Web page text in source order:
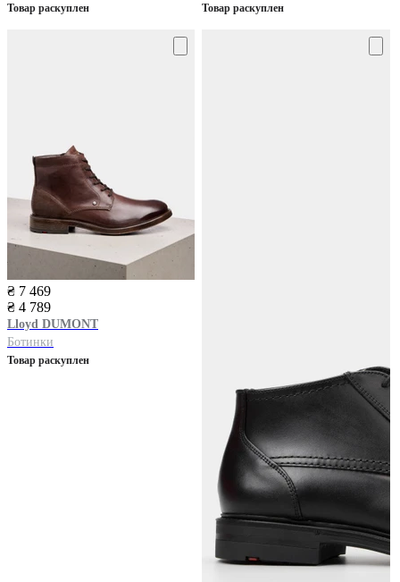
Товар раскуплен Товар раскуплен
₴ 7 469
₴ 4 789
Lloyd DUMONT
Ботинки
Товар раскуплен